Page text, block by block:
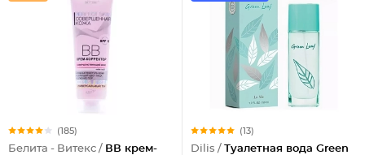
(185)
Белита - Витекс / ВВ крем-
(13)
Dilis / Туалетная вода Green